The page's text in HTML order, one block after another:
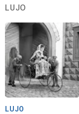
LUJO
LUJO